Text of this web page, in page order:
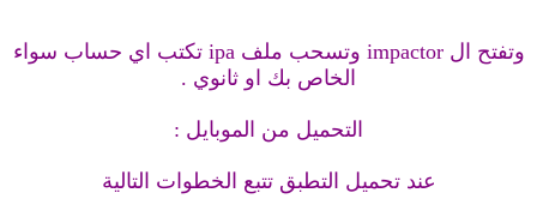
وتفتح ال impactor وتسحب ملف ipa تكتب اي حساب سواء
الخاص بك او ثانوي .
التحميل من الموبايل :
عند تحميل التطبق تتبع الخطوات التالية